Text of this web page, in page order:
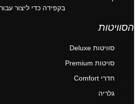
בקפידה כדי ליצור
הסוויטות
סוויטות Deluxe
סויטות Premium
חדרי Comfort
גלריה